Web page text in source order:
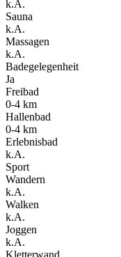
k.A.
Sauna
k.A.
Massagen
k.A.
Badegelegenheit
Ja
Freibad
0-4 km
Hallenbad
0-4 km
Erlebnisbad
k.A.
Sport
Wandern
k.A.
Walken
k.A.
Joggen
k.A.
Kletterwand